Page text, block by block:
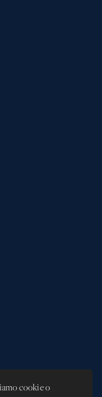
cookie o